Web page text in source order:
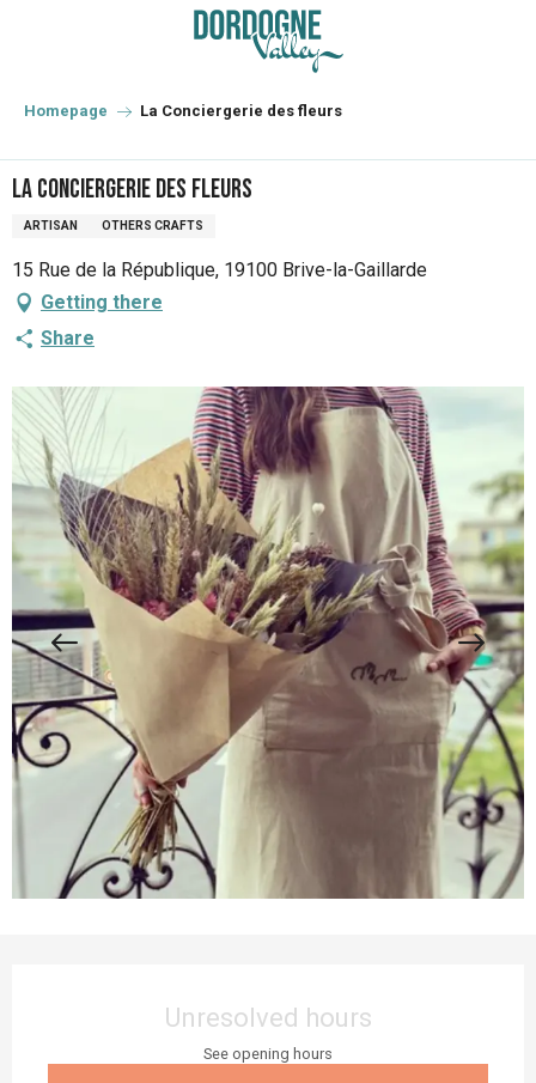
principal
Homepage La Conciergerie des fleurs
La Conciergerie des fleurs
ARTISAN OTHERS CRAFTS
15 Rue de la République, 19100 Brive-la-Gaillarde
Getting there
Share
Unresolved hours
See opening hours